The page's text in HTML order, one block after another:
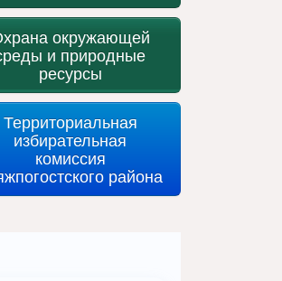
окружающей
и природные
ресурсы
Территориальная
избирательная
комиссия
района